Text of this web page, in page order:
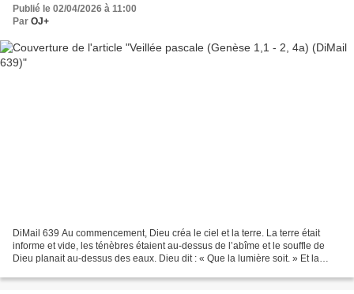
Publié le 02/04/2026 à 11:00
Par OJ+
DiMail 639 Au commencement, Dieu créa le ciel et la terre. La terre était
informe et vide, les ténèbres étaient au-dessus de l’abîme et le souffle de
Dieu planait au-dessus des eaux. Dieu dit : « Que la lumière soit. » Et la